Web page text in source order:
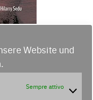
Website und
Sempre attivo